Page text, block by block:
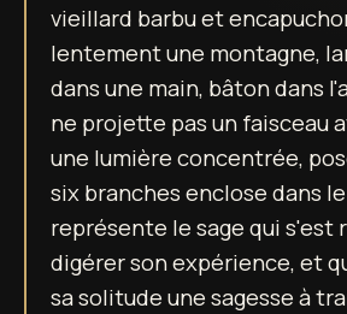
vieillard barbu et
lentement une montagne,
dans une main, bâton dans
ne projette pas un faisceau
une lumière concentrée,
six branches enclose dans
représente le sage qui s'est
digérer son expérience, et
sa solitude une sagesse à